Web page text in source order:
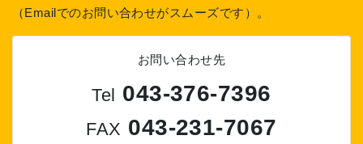
（Emailでのお問い合わせがスムーズです）。
お問い合わせ先
Tel 043-376-7396
FAX 043-231-7067